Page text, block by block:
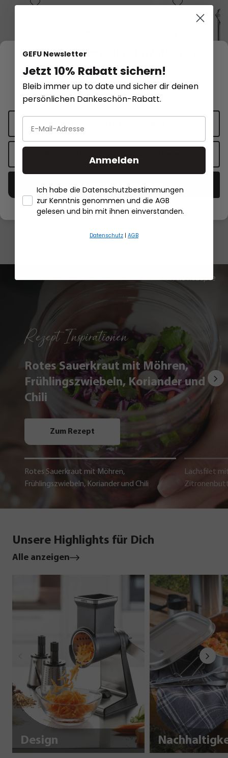
Messbecher DIMENSO, 1.000 ml
In den Warenkorb
Messbecher-Set
37,90 €*
In den
Rezept Inspirationen
Rotes Sauerkraut mit Möhren,
Frühlingszwiebeln, Koriander und
Chili
Zum Rezept
Rotes Sauerkraut mit Möhren,
Frühlingszwiebeln, Koriander und Chili
Lachsfilet
Alle Rezepte
Unsere Highlights für Dich
Alle anzeigen
Design
Wir respektieren Ihre Privatsphäre
Diese Website verwendet Cookies für Funktionalität und
personalisierte Werbung.Mehr Informationen.
- Händlerbund Impressum
GEFU Newsletter
Jetzt 10% Rabatt sichern!
Bleib immer up to date und sicher dir deinen
persönlichen Dankeschön-Rabatt.
Anmelden
Ich habe die Datenschutzbestimmungen
zur Kenntnis genommen und die AGB
gelesen und bin mit ihnen einverstanden.
Datenschutz | AGB